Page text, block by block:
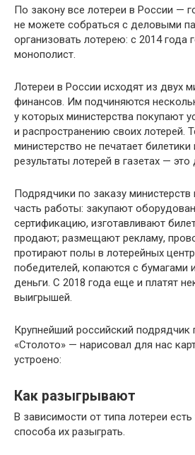
По закону все лотереи в России —
не можете собраться с деловыми
организовать лотерею: с 2014 года
монополист.
Лотереи в России исходят из двух
финансов. Им подчиняются
у которых министерства покупают
и распространению своих лотерей.
министерство не печатает билетики
результаты лотерей в газетах —
Подрядчики по заказу
часть работы: закупают
сертификацию, изготавливают
продают; размещают рекламу,
протирают полы в лотерейных
победителей, копаются с бумагами
деньги. С 2018 года еще и платят
выигрышей.
Крупнейший российский подрядчик
«Столото» — нарисовал для нас
устроено:
Как разыгрывают
В зависимости от типа лотереи
способа их разыграть.